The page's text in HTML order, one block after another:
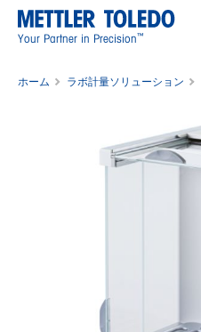
Your Partner in Precision™
ホーム ラボ計量ソリューション